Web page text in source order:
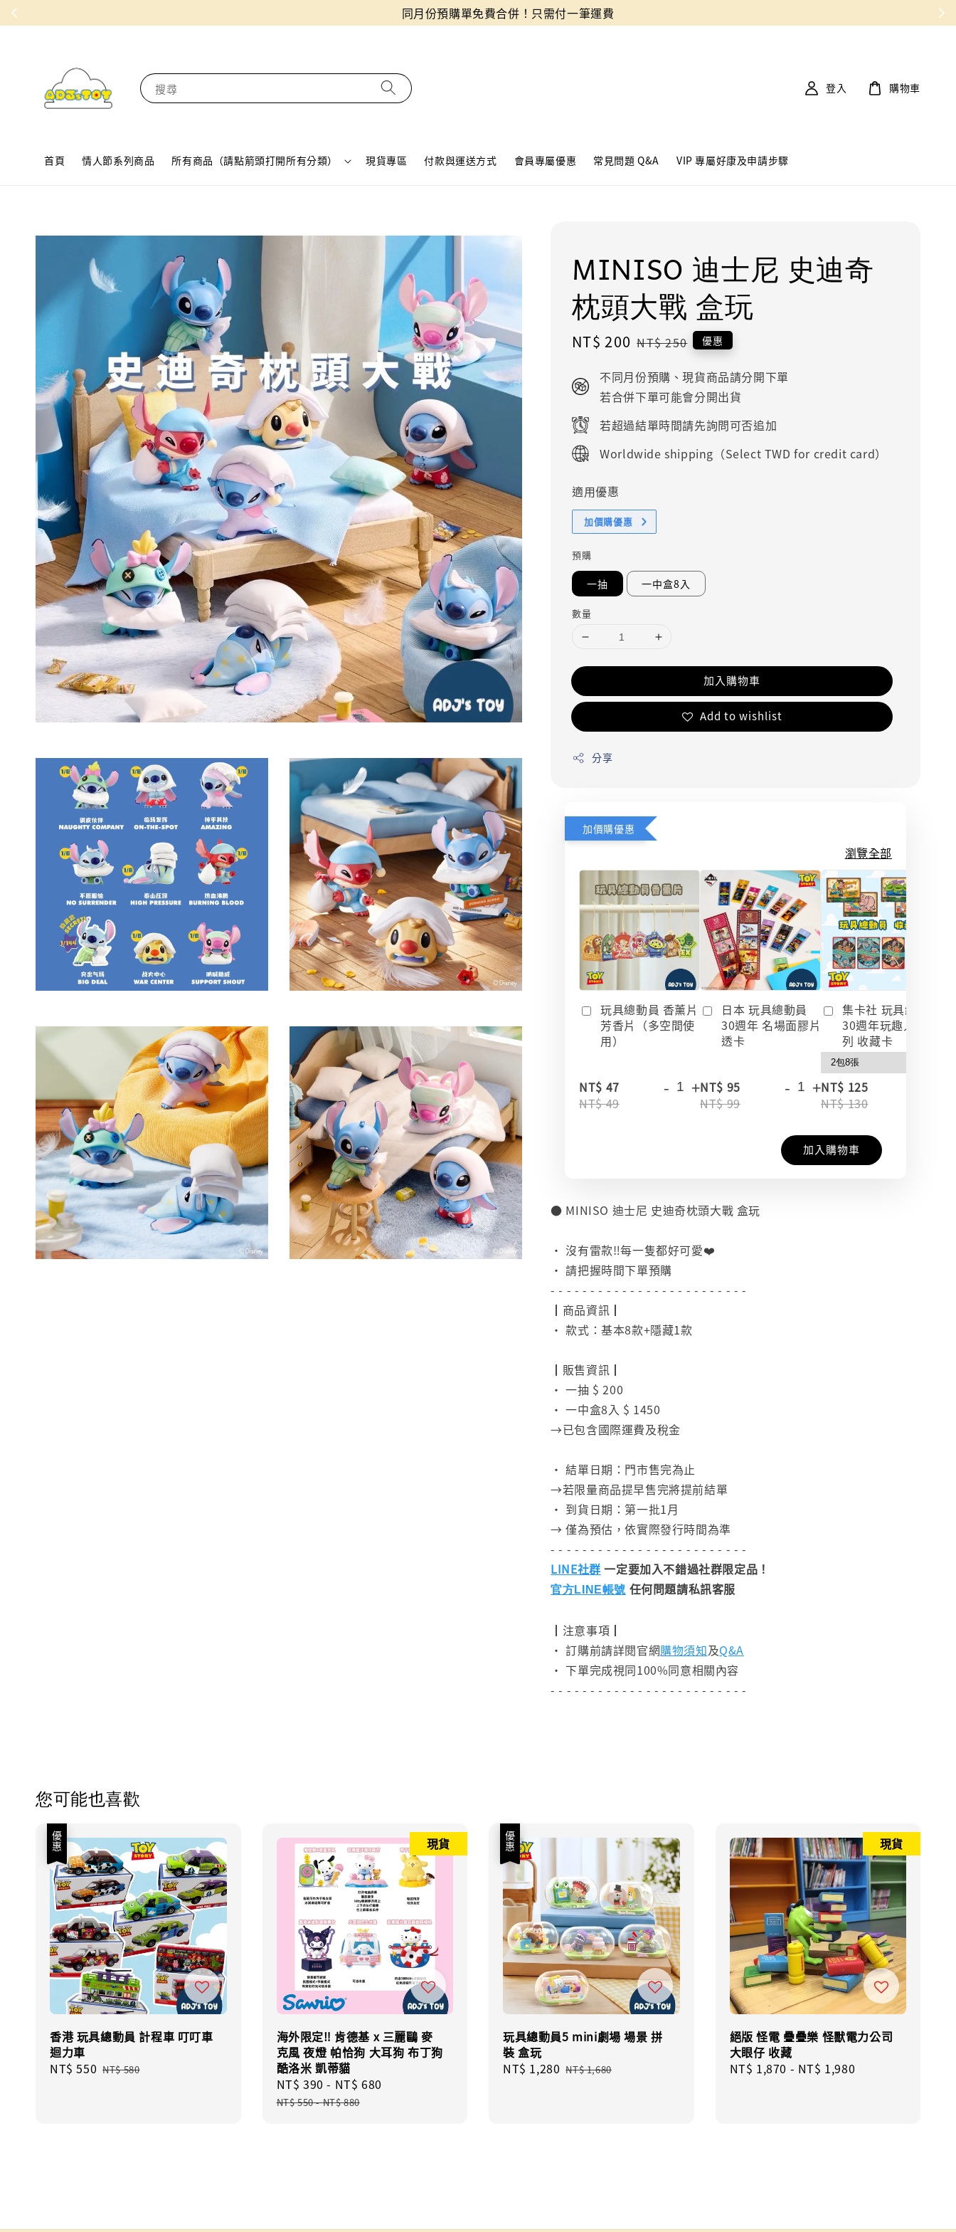
同月份預購單免費合併！只需付一筆運費
搜尋
首頁 情人節系列商品 所有商品（請點箭頭打開所有分類） 現貨專區 付款與運送方式 會員專屬優惠 常見問題 Q&A VIP 專屬好康及申請步驟
登入 購物車
MINISO 迪士尼 史迪奇
枕頭大戰 盒玩
Sale
NT$ 200 Regular
NT$ 250 優惠
不同月份預購、現貨商品請分開下單
若合併下單可能會分開出貨
若超過結單時間請先詢問可否追加
Worldwide shipping（Select TWD for credit card）
適用優惠
加價購優惠
預購
一抽 一中盒8入
數量
加入購物車
Add to wishlist
分享
加價購優惠
瀏覽全部
玩具總動員 香薰片
芳香片（多空間使
用）
NT$ 47
NT$ 49
- +
日本 玩具總動員
30週年 名場面膠片
透卡
NT$ 95
NT$ 99
- +
集卡社 玩具總動員
30週年玩趣人生系
列 收藏卡
NT$ 125
NT$ 130
加入購物車
● MINISO 迪士尼 史迪奇枕頭大戰 盒玩
• 沒有雷款‼️每一隻都好可愛❤️
• 請把握時間下單預購
- - - - - - - - - - - - - - - - - - - - - - - - -
┃商品資訊┃
• 款式：基本8款+隱藏1款
┃販售資訊┃
• 一抽 $ 200
• 一中盒8入 $ 1450
→已包含國際運費及稅金
• 結單日期：門市售完為止
→若限量商品提早售完將提前結單
• 到貨日期：第一批1月
→ 僅為預估，依實際發行時間為準
- - - - - - - - - - - - - - - - - - - - - - - - -
LINE社群 一定要加入不錯過社群限定品！
官方LINE帳號 任何問題請私訊客服
┃注意事項┃
• 訂購前請詳閱官網購物須知及Q&A
• 下單完成視同100%同意相關內容
- - - - - - - - - - - - - - - - - - - - - - - - -
您可能也喜歡
優惠
香港 玩具總動員 計程車 叮叮車
迴力車
Sale
NT$ 550 Regular
NT$ 580
現貨
海外限定‼️ 肯德基 x 三麗鷗 麥
克風 夜燈 帕恰狗 大耳狗 布丁狗
酷洛米 凱蒂貓
Sale
price
NT$ 390 - NT$ 680
NT$ 550-NT$ 880
優惠
玩具總動員5 mini劇場 場景 拼
裝 盒玩
Sale
NT$ 1,280 Regular
NT$ 1,680
現貨
絕版 怪電 疊疊樂 怪獸電力公司
大眼仔 收藏
Regular
NT$ 1,870 - NT$ 1,980